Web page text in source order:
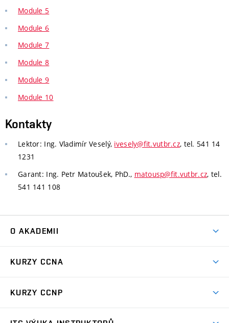
Module 5
Module 6
Module 7
Module 8
Module 9
Module 10
Kontakty
Lektor: Ing. Vladimír Veselý, ivesely@fit.vutbr.cz, tel. 541 14
1231
Garant: Ing. Petr Matoušek, PhD., matousp@fit.vutbr.cz, tel.
541 141 108
O AKADEMII
Certifikace
KURZY CCNA
CCNA ENSA
KURZY CCNP